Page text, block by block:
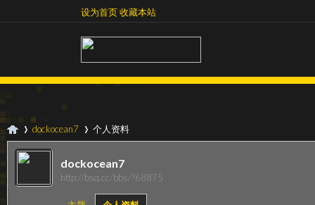
收藏本站设为首页收藏本站
›
dockocean7 个人资料
dockocean7
http://bsq.cc/bbs/?68875